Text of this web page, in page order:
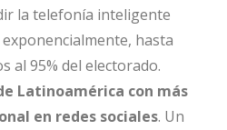
la telefonía inteligente
hasta
al 95% del electorado.
Latinoamérica con más
en redes sociales. Un